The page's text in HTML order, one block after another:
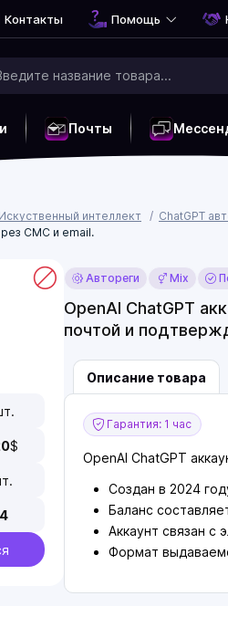
Контакты Помощь
Почты
интеллект ChatGPT
СМС и email.
$
Автореги Mix
OpenAI ChatGPT
почтой и
Описание товара
Гарантия: 1 час
OpenAI ChatGPT
Создан в 2024
Баланс
Аккаунт связан с
Формат